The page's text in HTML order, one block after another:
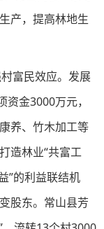
产，提高林地生
富民效应。发展
金3000万元，
养、竹木加工等
造林业“共富工
”的利益联结机
股东。常山县芳